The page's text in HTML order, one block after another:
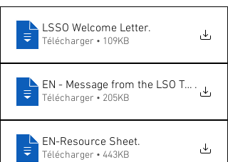
LSSO Welcome Letter.
Télécharger • 109KB
EN - Message from the LSO Treasurer
.
Télécharger • 205KB
EN-Resource Sheet.
Télécharger • 443KB